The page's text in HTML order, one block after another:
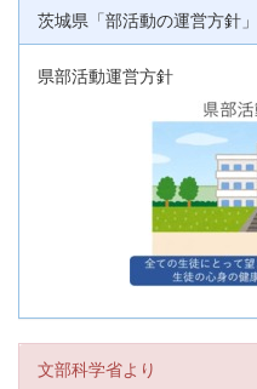
茨城県「部活動の運営方針」
県部活動運営方針
文部科学省より